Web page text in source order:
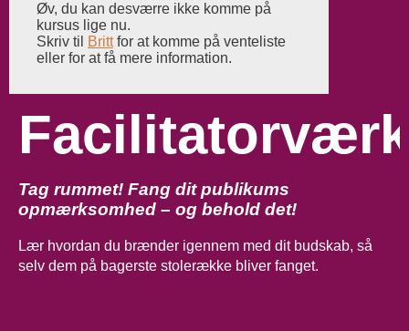
Øv, du kan desværre ikke komme på
kursus lige nu.
Skriv til
Brittfor at komme på venteliste
eller for at få mere information.
Tag rummet! Fang dit publikums
opmærksomhed – og behold det!
Lær hvordan du brænder igennem med dit budskab, så
selv dem på bagerste stolerække bliver fanget.